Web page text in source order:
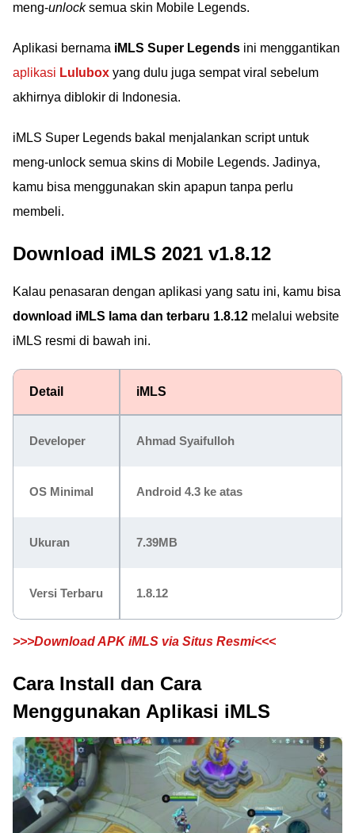
meng-unlocksemua skin Mobile Legends.
Aplikasi bernama iMLS Super Legends ini menggantikan
aplikasi Lulubox yang dulu juga sempat viral sebelum
akhirnya diblokir di Indonesia.
iMLS Super Legends bakal menjalankan script untuk
meng-unlock semua skins di Mobile Legends. Jadinya,
kamu bisa menggunakan skin apapun tanpa perlu
membeli.
Download iMLS 2021 v1.8.12
Kalau penasaran dengan aplikasi yang satu ini, kamu bisa
download iMLS lama dan terbaru 1.8.12 melalui website
iMLS resmi di bawah ini.
Detail iMLS
Developer Ahmad Syaifulloh
OS Minimal Android 4.3 ke atas
Ukuran 7.39MB
Versi Terbaru 1.8.12
>>>Download APK iMLS via Situs Resmi<<<
Cara Install dan Cara
Menggunakan Aplikasi iMLS